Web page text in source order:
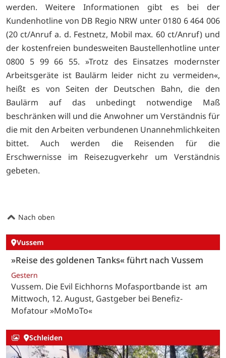
werden. Weitere Informationen gibt es bei der
Kundenhotline von DB Regio NRW unter 0180 6 464 006
(20 ct/Anruf a. d. Festnetz, Mobil max. 60 ct/Anruf) und
der kostenfreien bundesweiten Baustellenhotline unter
0800 5 99 66 55. »Trotz des Einsatzes modernster
Arbeitsgeräte ist Baulärm leider nicht zu vermeiden«,
heißt es von Seiten der Deutschen Bahn, die den
Baulärm auf das unbedingt notwendige Maß
beschränken will und die Anwohner um Verständnis für
die mit den Arbeiten verbundenen Unannehmlichkeiten
bittet. Auch werden die Reisenden für die
Erschwernisse im Reisezugverkehr um Verständnis
gebeten.
Nach oben
Vussem
»Reise des goldenen Tanks« führt nach Vussem
Gestern
Vussem. Die Evil Eichhorns Mofasportbande ist am
Mittwoch, 12. August, Gastgeber bei Benefiz-
Mofatour »MoMoTo«
Schleiden